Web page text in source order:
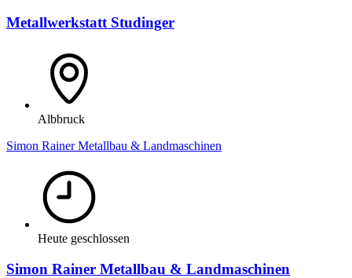
Metallwerkstatt Studinger
Albbruck
Simon Rainer Metallbau & Landmaschinen
Heute geschlossen
Simon Rainer Metallbau & Landmaschinen